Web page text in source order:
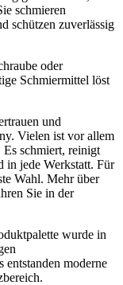
schmieren
schützen zuverlässig
oder
Schmiermittel löst
und
Vielen ist vor allem
Es schmiert, reinigt
in jede Werkstatt. Für
Wahl. Mehr über
Sie in der
wurde in
entstanden moderne